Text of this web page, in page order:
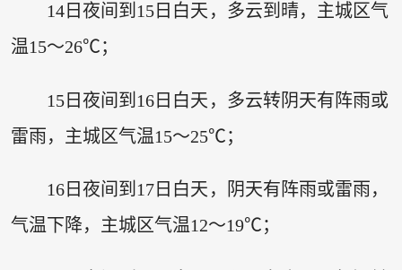
14日夜间到15日白天，多云到晴，主城区气
温15～26℃；
15日夜间到16日白天，多云转阴天有阵雨或
雷雨，主城区气温15～25℃；
16日夜间到17日白天，阴天有阵雨或雷雨，
气温下降，主城区气温12～19℃；